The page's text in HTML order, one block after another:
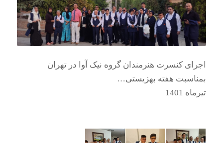
اجرای کنسرت هنرمندان گروه نیک آوا در تهران
بمناسبت هفته بهزیستی…
تیرماه 1401